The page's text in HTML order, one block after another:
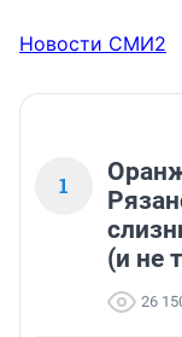
Новости СМИ2
1
(и не
26